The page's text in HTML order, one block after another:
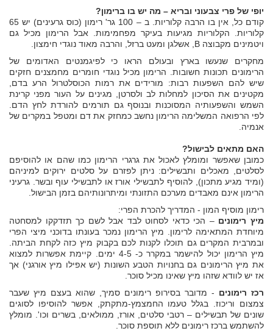
יופי של פרי צבעוני ובריא – מה יש בו ברימון?
קודם כל, אין בו הרבה קלוריות. ב – 100 גר' רימון (כוס גרעינים) יש 65
קלוריות. הקלוריות מגיעות בעיקר מפחמימות. אבל הרימון מכיל גם
ויטמינים מקבוצה B, אשלגן ומעט ברזל, והרבה מאוד נוגדי חימצון.
מחקרים שנעשו בארץ ובעולם הראו כי לפיגמנטים האדומים של
הרימונים תכונות חשובות. הרימון מכיל נוגדי חומרים מחמצנים חזקים
שיש להם השפעות רבות: מורידים את רמות הכוסלטרול הרע בדם,
מקטינים את הסיכון למחלות לב ולסרטן, מגינים על העור מפני קרינת
השמש והשפעותיה המסוכנות ובנוסף גם תורמים להורדת לחץ הדם.
לפי הרפואה המשלימה הרימון נחשב כמחזק את דם ומטפל במקרים של
אנמיה.
האם מתאים לבישול?
כמובן שאפשר ומומלץ לאכול את גרגרי הרימון כמו שהם או להוסיפם
לסלטים, מאכלים ותבשילים: ניתן לפזרם על סלטים ירוקים למיניהם
(ומיד מגיע מתכון), להוסיף לתבשילי אורז או לתבשילי עוף ובשר. גרעיני
הרימון אינם מאבדים מערכם התזונתי ומיתרונותיהם בזמן הבישול.
רימון מוסיף המון - המדריך להכרת הפרי:
מיץ רימונים – הכי כדאי לסחוט לבד אבל לשם כך תזדקקו למסחטה
מיוחדת המתאימה לרימון. מיץ הרימון נמכר בעונתו בדוכני מיצי הפרי
ובמרבית המקרים גם תוכלו לקנות לכם בקבוק מיץ כזה לקחת הביתה.
מיץ הרימון יכול להישמר במקרר כ- 4-5 ימים. קיימת אפשרות למצוא
את מיץ הרימונים גם בחנויות הטבע השונות (יש אפילו מיץ אורגני) אך
אז יש לוודא שזהו מיץ שאינו מכיל סוכר.
רכז רימונים - מדובר בסירופ רימונים סמיך, שהוא בעצם מיץ שעבר
צמצום וריכוז. בגלל טעמו החמצמץ-מתקתק, אפשר להוסיפו לסוגים
שונים של תבשילים – רטבי סלטים, אורז, ממולאים, בשרים וכו'. מומלץ
להשתמש ברכז רימונים ללא תוספת סוכר.